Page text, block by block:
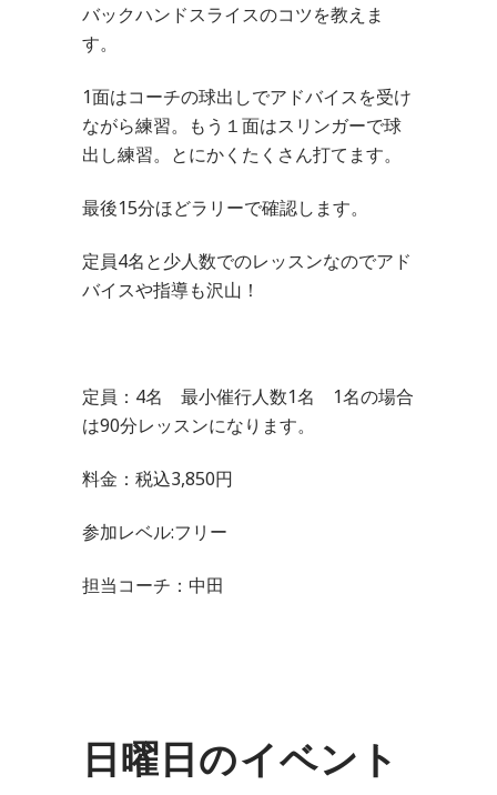
バックハンドスライスのコツを教えま
す。
1面はコーチの球出しでアドバイスを受け
ながら練習。もう１面はスリンガーで球
出し練習。とにかくたくさん打てます。
最後15分ほどラリーで確認します。
定員4名と少人数でのレッスンなのでアド
バイスや指導も沢山！
定員：4名 最小催行人数1名 1名の場合
は90分レッスンになります。
料金：税込3,850円
参加レベル:フリー
担当コーチ：中田
日曜日のイベント